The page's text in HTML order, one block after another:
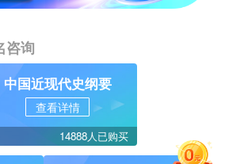
咨询
中国近现代史纲要
查看详情
14888人已购买